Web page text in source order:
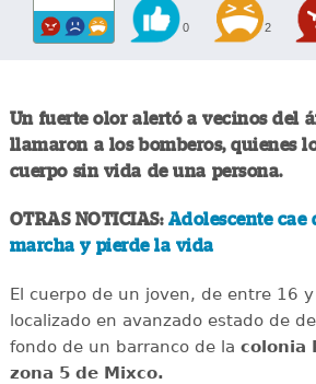
0 2
Un fuerte olor alertó a vecinos del
llamaron a los bomberos, quienes
cuerpo sin vida de una persona.
OTRAS NOTICIAS: Adolescente cae
marcha y pierde la vida
El cuerpo de un joven, de entre 16
localizado en avanzado estado de
fondo de un barranco de la colonia
zona 5 de Mixco.